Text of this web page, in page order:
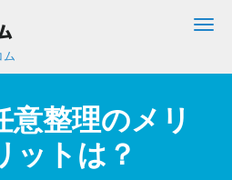
ム
意整理のメリ
ットは？